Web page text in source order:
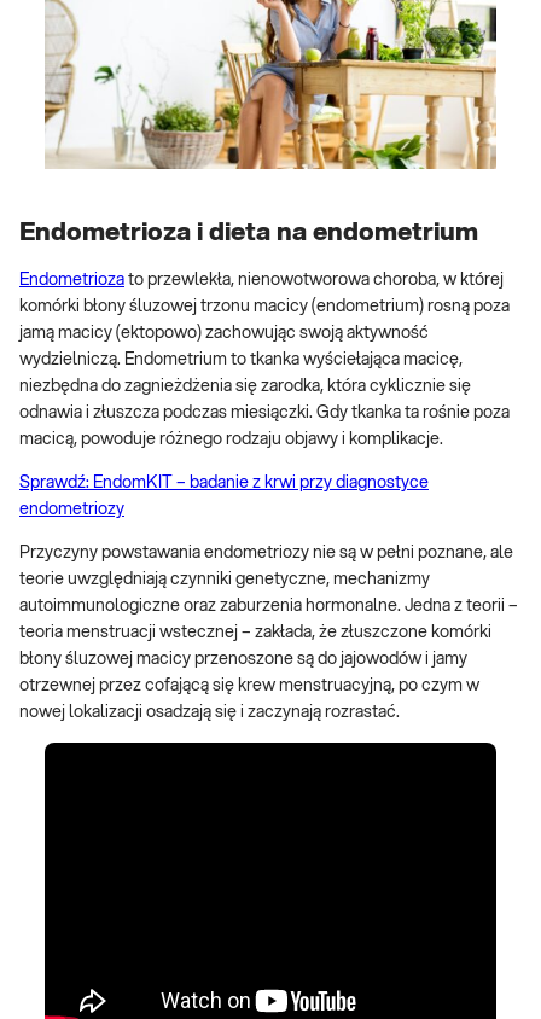
Endometrioza i dieta na endometrium
Endometrioza to przewlekła, nienowotworowa choroba, w której
komórki błony śluzowej trzonu macicy (endometrium) rosną poza
jamą macicy (ektopowo) zachowując swoją aktywność
wydzielniczą. Endometrium to tkanka wyściełająca macicę,
niezbędna do zagnieżdżenia się zarodka, która cyklicznie się
odnawia i złuszcza podczas miesiączki. Gdy tkanka ta rośnie poza
macicą, powoduje różnego rodzaju objawy i komplikacje.
Sprawdź: EndomKIT – badanie z krwi przy diagnostyce
endometriozy
Przyczyny powstawania endometriozy nie są w pełni poznane, ale
teorie uwzględniają czynniki genetyczne, mechanizmy
autoimmunologiczne oraz zaburzenia hormonalne. Jedna z teorii –
teoria menstruacji wstecznej – zakłada, że złuszczone komórki
błony śluzowej macicy przenoszone są do jajowodów i jamy
otrzewnej przez cofającą się krew menstruacyjną, po czym w
nowej lokalizacji osadzają się i zaczynają rozrastać.